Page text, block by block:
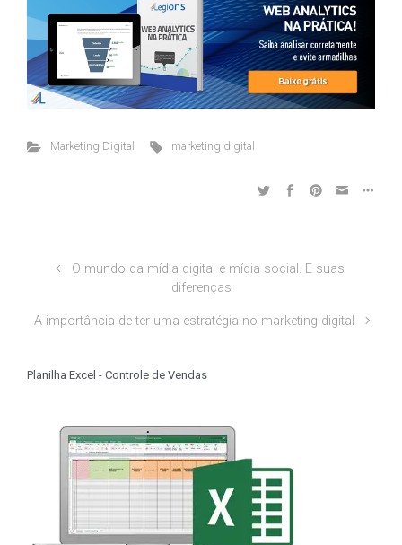
Marketing Digital marketing digital
O mundo da mídia digital e mídia social. E suas
diferenças
A importância de ter uma estratégia no marketing digital
Planilha Excel - Controle de Vendas